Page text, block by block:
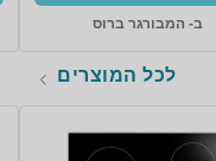
ב- המבורגר ברוס
לכל המוצרים